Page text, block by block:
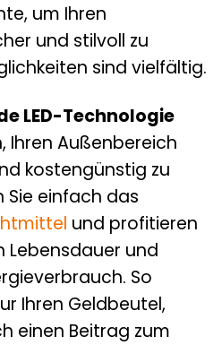
um Ihren
und stilvoll zu
sind vielfältig.
LED-Technologie
Ihren Außenbereich
kostengünstig zu
Sie einfach das
und profitieren
Lebensdauer und
So
Ihren Geldbeutel,
einen Beitrag zum